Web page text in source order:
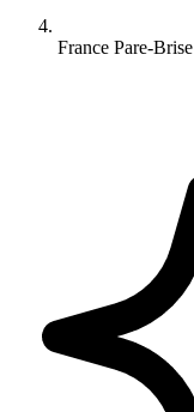
France Pare-Brise